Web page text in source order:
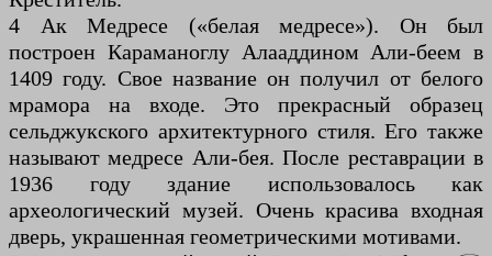
4 Ак Медресе («белая медресе»). Он был
построен Караманоглу Алааддином Али-беем в
1409 году. Свое название он получил от белого
мрамора на входе. Это прекрасный образец
сельджукского архитектурного стиля. Его также
называют медресе Али-бея. После реставрации в
1936 году здание использовалось как
археологический музей. Очень красива входная
дверь, украшенная геометрическими мотивами.